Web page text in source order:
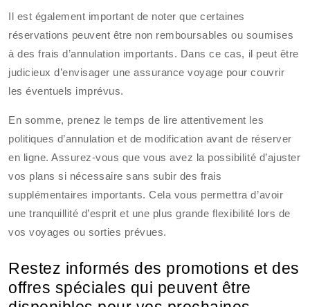
Il est également important de noter que certaines
réservations peuvent être non remboursables ou soumises
à des frais d’annulation importants. Dans ce cas, il peut être
judicieux d’envisager une assurance voyage pour couvrir
les éventuels imprévus.
En somme, prenez le temps de lire attentivement les
politiques d’annulation et de modification avant de réserver
en ligne. Assurez-vous que vous avez la possibilité d’ajuster
vos plans si nécessaire sans subir des frais
supplémentaires importants. Cela vous permettra d’avoir
une tranquillité d’esprit et une plus grande flexibilité lors de
vos voyages ou sorties prévues.
Restez informés des promotions et des
offres spéciales qui peuvent être